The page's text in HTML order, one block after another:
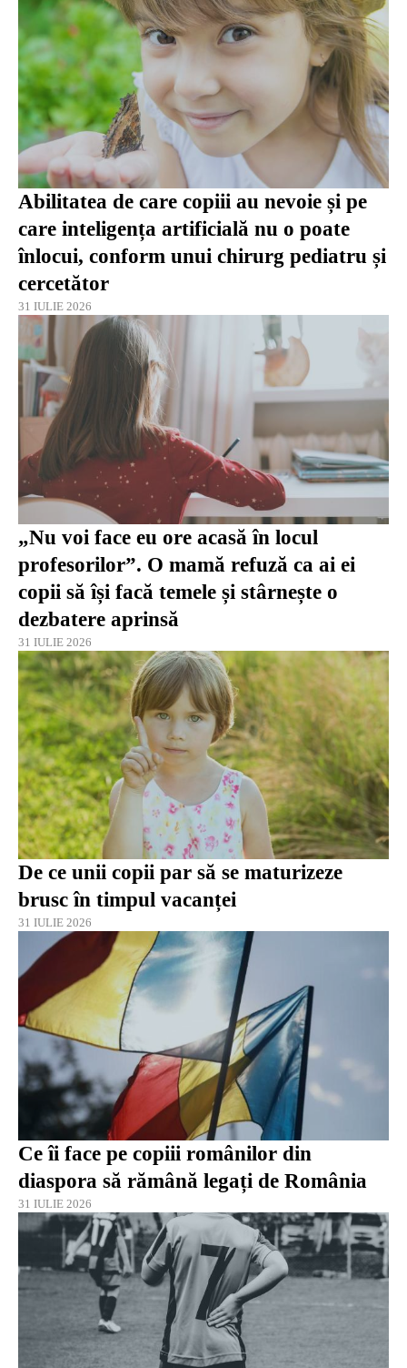
Abilitatea de care copiii au nevoie și pe
care inteligența artificială nu o poate
înlocui, conform unui chirurg pediatru și
cercetător
31 IULIE 2026
„Nu voi face eu ore acasă în locul
profesorilor”. O mamă refuză ca ai ei
copii să își facă temele și stârnește o
dezbatere aprinsă
31 IULIE 2026
De ce unii copii par să se maturizeze
brusc în timpul vacanței
31 IULIE 2026
Ce îi face pe copiii românilor din
diaspora să rămână legați de România
31 IULIE 2026